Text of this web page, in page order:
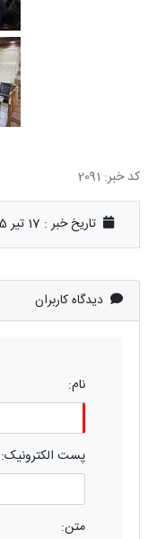
کد خبر: 2091
تاریخ خبر : 17 تیر 1405
دیدگاه کاربران
نام:
پست الکترونیک:
متن: